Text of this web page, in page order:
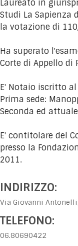
Laureato in
Studi La Sapienza
la votazione di
Ha superato
Corte di Appello di
E' Notaio iscritto
Prima sede:
Seconda ed
E' contitolare del
presso la
2011.
INDIRIZZO:
Via Giovanni
TELEFONO:
06.80690422